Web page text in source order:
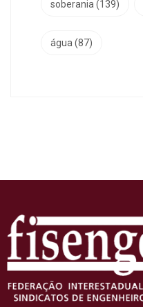
soberania(139)
água(87)